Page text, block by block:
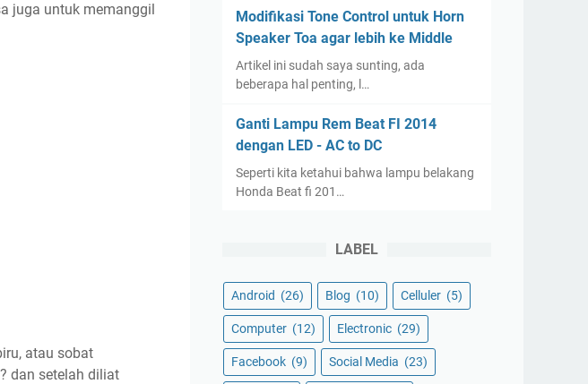
juga untuk memanggil
atau sobat
dan setelah diliat
Modifikasi Tone Control untuk Horn
Speaker Toa agar lebih ke Middle
Artikel ini sudah saya sunting, ada
beberapa hal penting, l…
Ganti Lampu Rem Beat FI 2014
dengan LED - AC to DC
Seperti kita ketahui bahwa lampu belakang
Honda Beat fi 201…
LABEL
Android (26) Blog (10) Celluler (5)
Computer (12) Electronic (29)
Facebook (9) Social Media (23)